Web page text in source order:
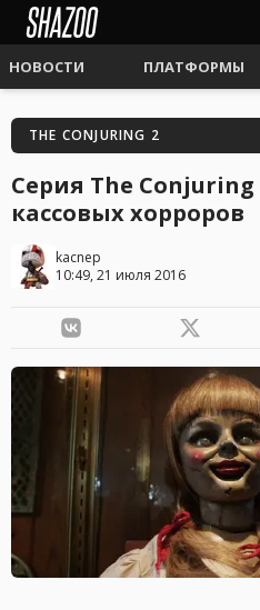
НОВОСТИ ПЛАТФОРМЫ
THE CONJURING 2
Серия The
кассовых хорроров
kacnep
10:49, 21 июля 2016